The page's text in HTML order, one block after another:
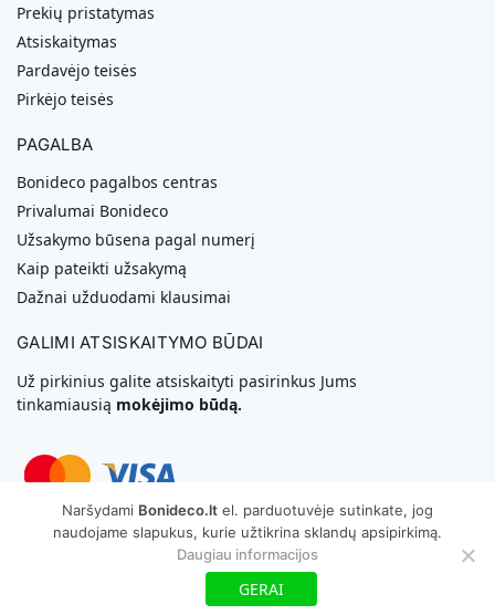
Prekių pristatymas
Atsiskaitymas
Pardavėjo teisės
Pirkėjo teisės
PAGALBA
Bonideco pagalbos centras
Privalumai Bonideco
Užsakymo būsena pagal numerį
Kaip pateikti užsakymą
Dažnai užduodami klausimai
GALIMI ATSISKAITYMO BŪDAI
Už pirkinius galite atsiskaityti pasirinkus Jums
tinkamiausią mokėjimo būdą.
Svetainių Kūrimas
Copyright © 2026 MB „Bonideco“. Visos teisės saugomos
Naršydami Bonideco.lt el. parduotuvėje sutinkate, jog
naudojame slapukus, kurie užtikrina sklandų apsipirkimą.
Daugiau informacijos
GERAI